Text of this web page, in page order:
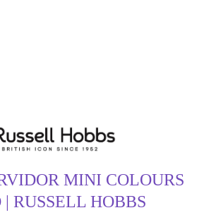
MINI COLOURS
| RUSSELL HOBBS